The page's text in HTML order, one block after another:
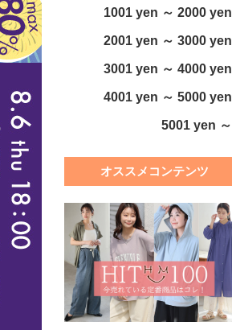
1001 yen ～ 2000 yen
2001 yen ～ 3000 yen
3001 yen ～ 4000 yen
4001 yen ～ 5000 yen
5001 yen ～
オススメコンテンツ